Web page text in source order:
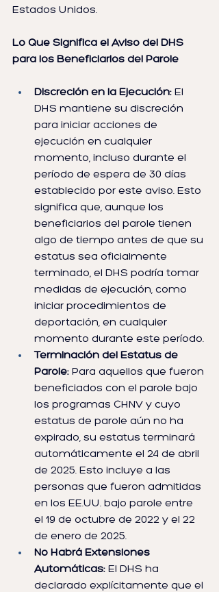
Estados Unidos.
Lo Que Significa el Aviso del DHS
para los Beneficiarios del Parole
Discreción en la Ejecución: El
DHS mantiene su discreción
para iniciar acciones de
ejecución en cualquier
momento, incluso durante el
período de espera de 30 días
establecido por este aviso. Esto
significa que, aunque los
beneficiarios del parole tienen
algo de tiempo antes de que su
estatus sea oficialmente
terminado, el DHS podría tomar
medidas de ejecución, como
iniciar procedimientos de
deportación, en cualquier
momento durante este período.
Terminación del Estatus de
Parole: Para aquellos que fueron
beneficiados con el parole bajo
los programas CHNV y cuyo
estatus de parole aún no ha
expirado, su estatus terminará
automáticamente el 24 de abril
de 2025. Esto incluye a las
personas que fueron admitidas
en los EE.UU. bajo parole entre
el 19 de octubre de 2022 y el 22
de enero de 2025.
No Habrá Extensiones
Automáticas: El DHS ha
declarado explícitamente que el